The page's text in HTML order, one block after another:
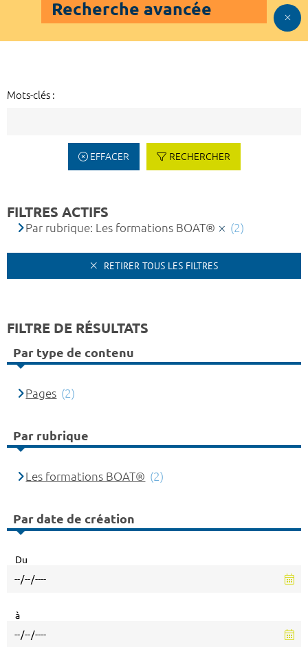
Recherche avancée
Mots-clés :
EFFACER RECHERCHER
FILTRES ACTIFS
Par rubrique: Les formations BOAT® (2)
RETIRER TOUS LES FILTRES
FILTRE DE RÉSULTATS
Par type de contenu
Pages (2)
Par rubrique
Les formations BOAT® (2)
Par date de création
Du
à